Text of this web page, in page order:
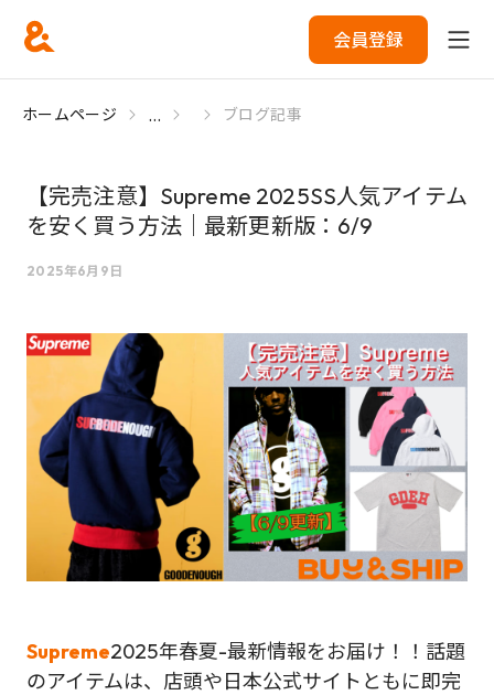
会員登録
ホームページ ... ブログ記事
【完売注意】Supreme 2025SS人気アイテム
を安く買う方法｜最新更新版：6/9
2025年6月9日
Supreme2025年春夏-最新情報をお届け！！話題
のアイテムは、店頭や日本公式サイトともに即完